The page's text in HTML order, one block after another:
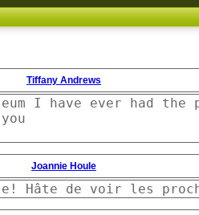
Tiffany Andrews
I have ever had the
Joannie Houle
Hâte de voir les